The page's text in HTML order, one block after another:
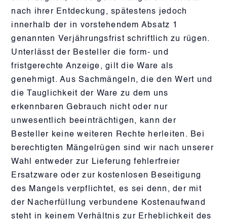
nach ihrer Entdeckung, spätestens jedoch
innerhalb der in vorstehendem Absatz 1
genannten Verjährungsfrist schriftlich zu rügen.
Unterlässt der Besteller die form- und
fristgerechte Anzeige, gilt die Ware als
genehmigt. Aus Sachmängeln, die den Wert und
die Tauglichkeit der Ware zu dem uns
erkennbaren Gebrauch nicht oder nur
unwesentlich beeinträchtigen, kann der
Besteller keine weiteren Rechte herleiten. Bei
berechtigten Mängelrügen sind wir nach unserer
Wahl entweder zur Lieferung fehlerfreier
Ersatzware oder zur kostenlosen Beseitigung
des Mangels verpflichtet, es sei denn, der mit
der Nacherfüllung verbundene Kostenaufwand
steht in keinem Verhältnis zur Erheblichkeit des